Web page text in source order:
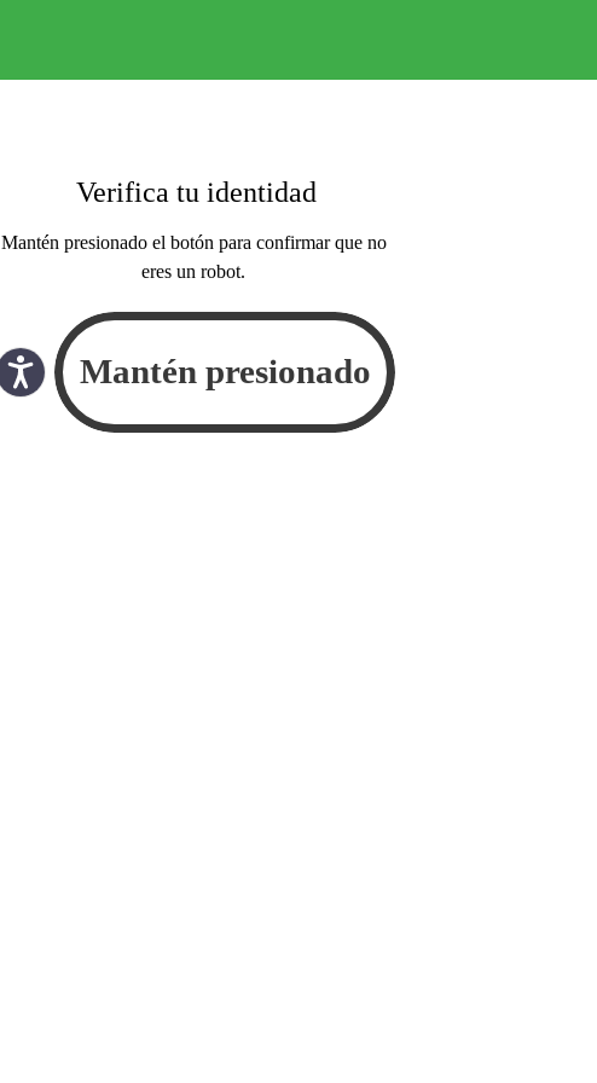
Verifica tu identidad
Mantén presionado el botón para confirmar que no
eres un robot.